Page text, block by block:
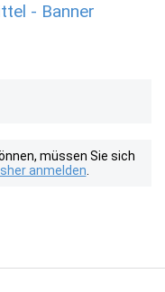
- Banner
müssen Sie sich
anmelden